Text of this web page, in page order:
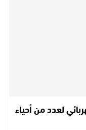
لعدد من أحياء